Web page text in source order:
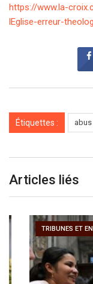
https://www.la-
lEglise-erreur-
Étiquettes :
Articles liés
TRIBUNES ET